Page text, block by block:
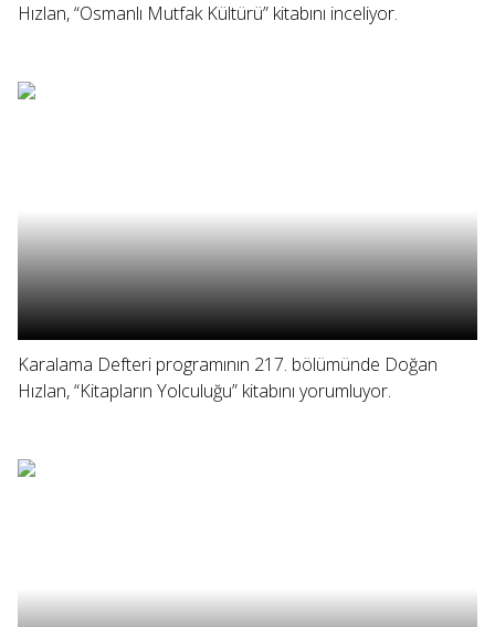
Hızlan, “Osmanlı Mutfak Kültürü” kitabını inceliyor.
Karalama Defteri programının 217. bölümünde Doğan
Hızlan, “Kitapların Yolculuğu” kitabını yorumluyor.